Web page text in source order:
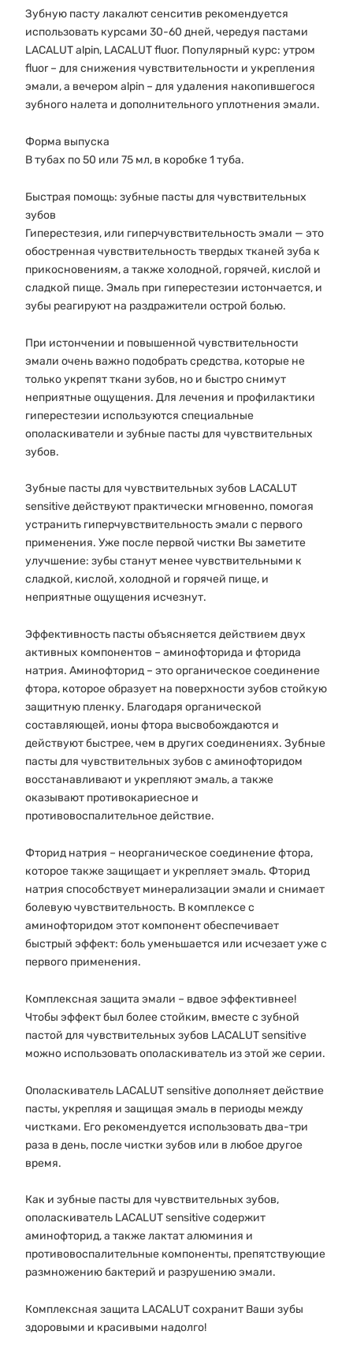
Зубную пасту лакалют сенситив рекомендуется
использовать курсами 30-60 дней, чередуя пастами
LACALUT alpin, LACALUT fluor. Популярный курс: утром
fluor – для снижения чувствительности и укрепления
эмали, а вечером alpin – для удаления накопившегося
зубного налета и дополнительного уплотнения эмали.
Форма выпуска
В тубах по 50 или 75 мл, в коробке 1 туба.
Быстрая помощь: зубные пасты для чувствительных
зубов
Гиперестезия, или гиперчувствительность эмали — это
обостренная чувствительность твердых тканей зуба к
прикосновениям, а также холодной, горячей, кислой и
сладкой пище. Эмаль при гиперестезии истончается, и
зубы реагируют на раздражители острой болью.
При истончении и повышенной чувствительности
эмали очень важно подобрать средства, которые не
только укрепят ткани зубов, но и быстро снимут
неприятные ощущения. Для лечения и профилактики
гиперестезии используются специальные
ополаскиватели и зубные пасты для чувствительных
зубов.
Зубные пасты для чувствительных зубов LACALUT
sensitive действуют практически мгновенно, помогая
устранить гиперчувствительность эмали с первого
применения. Уже после первой чистки Вы заметите
улучшение: зубы станут менее чувствительными к
сладкой, кислой, холодной и горячей пище, и
неприятные ощущения исчезнут.
Эффективность пасты объясняется действием двух
активных компонентов – аминофторида и фторида
натрия. Аминофторид – это органическое соединение
фтора, которое образует на поверхности зубов стойкую
защитную пленку. Благодаря органической
составляющей, ионы фтора высвобождаются и
действуют быстрее, чем в других соединениях. Зубные
пасты для чувствительных зубов с аминофторидом
восстанавливают и укрепляют эмаль, а также
оказывают противокариесное и
противовоспалительное действие.
Фторид натрия – неорганическое соединение фтора,
которое также защищает и укрепляет эмаль. Фторид
натрия способствует минерализации эмали и снимает
болевую чувствительность. В комплексе с
аминофторидом этот компонент обеспечивает
быстрый эффект: боль уменьшается или исчезает уже с
первого применения.
Комплексная защита эмали – вдвое эффективнее!
Чтобы эффект был более стойким, вместе с зубной
пастой для чувствительных зубов LACALUT sensitive
можно использовать ополаскиватель из этой же серии.
Ополаскиватель LACALUT sensitive дополняет действие
пасты, укрепляя и защищая эмаль в периоды между
чистками. Его рекомендуется использовать два-три
раза в день, после чистки зубов или в любое другое
время.
Как и зубные пасты для чувствительных зубов,
ополаскиватель LACALUT sensitive содержит
аминофторид, а также лактат алюминия и
противовоспалительные компоненты, препятствующие
размножению бактерий и разрушению эмали.
Комплексная защита LACALUT сохранит Ваши зубы
здоровыми и красивыми надолго!